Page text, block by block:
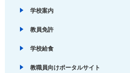
学校案内
教員免許
学校給食
教職員向けポータルサイト